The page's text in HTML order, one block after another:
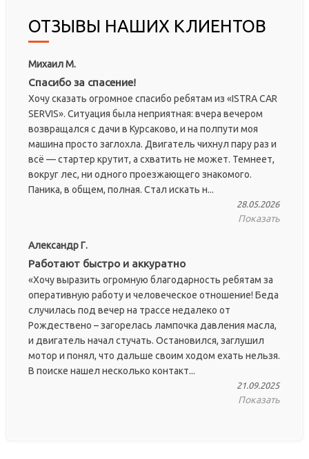
ОТЗЫВЫ НАШИХ КЛИЕНТОВ
Михаил М.
Спасибо за спасение!
Хочу сказать огромное спасибо ребятам из «ISTRA CAR
SERVIS». Ситуация была неприятная: вчера вечером
возвращался с дачи в Курсаково, и на полпути моя
машина просто заглохла. Двигатель чихнул пару раз и
всё — стартер крутит, а схватить не может. Темнеет,
вокруг лес, ни одного проезжающего знакомого.
Паника, в общем, полная. Стал искать н...
28.05.2026
Показать
Александр Г.
Работают быстро и аккуратно
«Хочу выразить огромную благодарность ребятам за
оперативную работу и человеческое отношение! Беда
случилась под вечер на трассе недалеко от
Рождествено – загорелась лампочка давления масла,
и двигатель начал стучать. Остановился, заглушил
мотор и понял, что дальше своим ходом ехать нельзя.
В поиске нашел несколько контакт...
21.09.2025
Показать